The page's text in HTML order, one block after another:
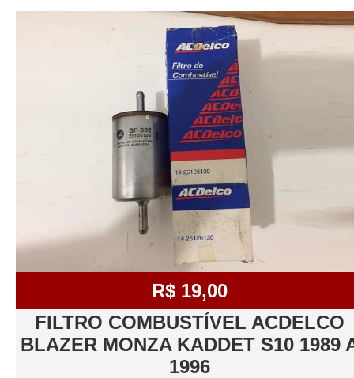
R$ 19,00
FILTRO COMBUSTÍVEL ACDELCO
BLAZER MONZA KADDET S10 1989
1996